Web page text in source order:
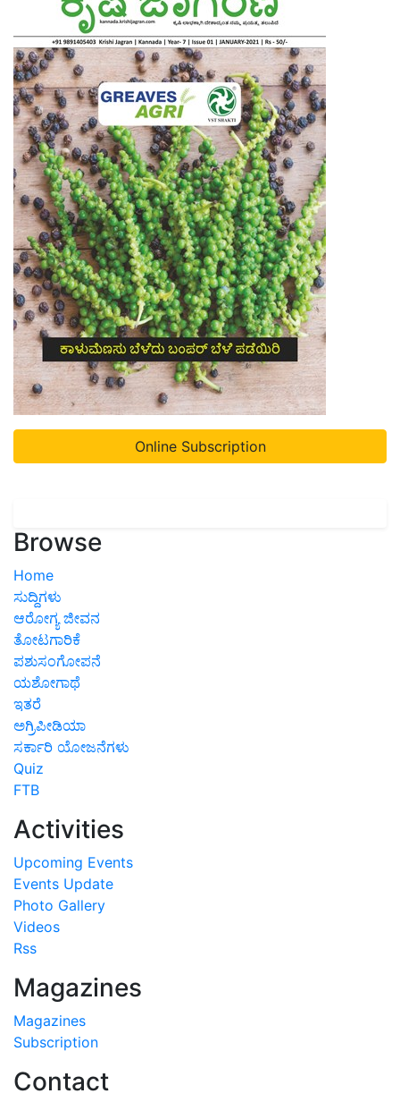
Online Subscription
Browse
Home
ಸುದ್ದಿಗಳು
ಆರೋಗ್ಯ ಜೀವನ
ತೋಟಗಾರಿಕೆ
ಪಶುಸಂಗೋಪನೆ
ಯಶೋಗಾಥೆ
ಇತರೆ
ಅಗ್ರಿಪೀಡಿಯಾ
ಸರ್ಕಾರಿ ಯೋಜನೆಗಳು
Quiz
FTB
Activities
Upcoming Events
Events Update
Photo Gallery
Videos
Rss
Magazines
Magazines
Subscription
Contact